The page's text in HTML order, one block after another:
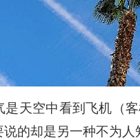
是天空中看到飞机（
的却是另一种不为